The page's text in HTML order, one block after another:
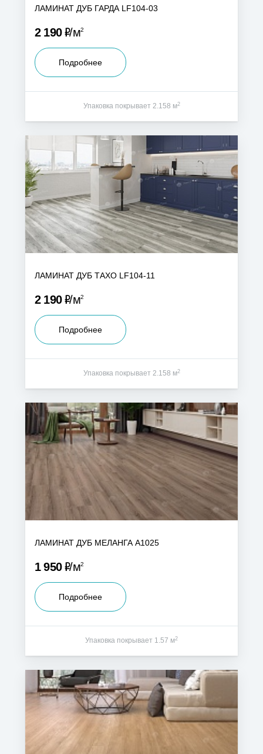
ЛАМИНАТ ДУБ ГАРДА LF104-03
2 190Р м2
Подробнее
Упаковка покрывает 2.158 м2
ЛАМИНАТ ДУБ ТАХО LF104-11
2 190Р м2
Подробнее
Упаковка покрывает 2.158 м2
ЛАМИНАТ ДУБ МЕЛАНГА А1025
1 950Р м2
Подробнее
Упаковка покрывает 1.57 м2